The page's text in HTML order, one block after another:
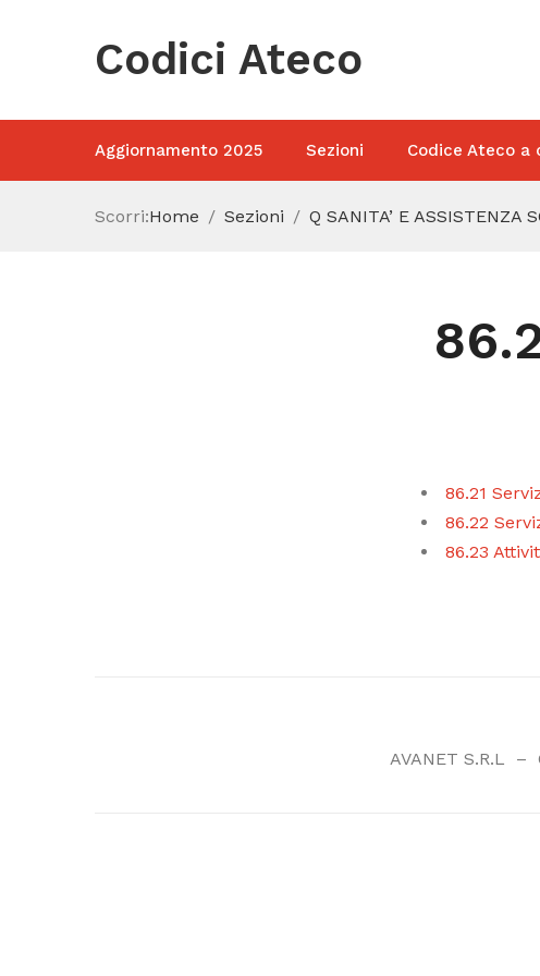
Codici Ateco
Aggiornamento 2025 Sezioni Codice Ateco a
Scorri:Home Sezioni Q SANITA’ E ASSISTENZA
86.21
86.22
86.23
AVANET S.R.L
–